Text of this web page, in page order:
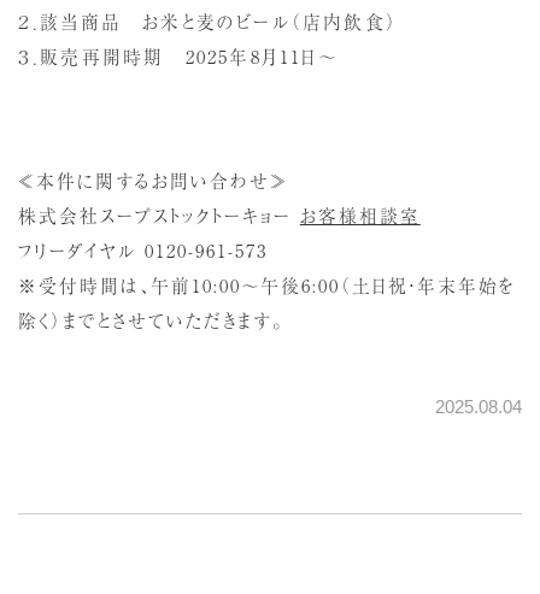
２．該当商品 お米と麦のビール（店内飲食）
３．販売再開時期 2025年8月11日～
≪本件に関するお問い合わせ≫
株式会社スープストックトーキョー お客様相談室
フリーダイヤル 0120-961-573
※受付時間は、午前10:00～午後6:00（土日祝・年末年始を
除く）までとさせていただきます。
2025.08.04